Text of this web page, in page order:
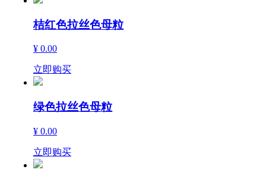
桔红色拉丝色母粒
¥ 0.00
立即购买
绿色拉丝色母粒
¥ 0.00
立即购买